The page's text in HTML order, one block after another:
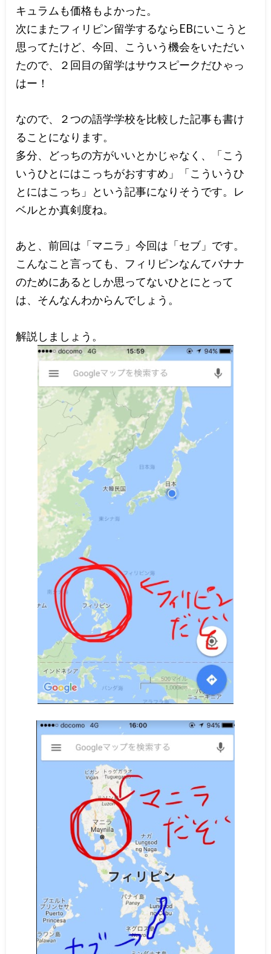
キュラムも価格もよかった。
次にまたフィリピン留学するならEBにいこうと
思ってたけど、今回、こういう機会をいただい
たので、２回目の留学はサウスピークだひゃっ
はー！
なので、２つの語学学校を比較した記事も書け
ることになります。
多分、どっちの方がいいとかじゃなく、「こう
いうひとにはこっちがおすすめ」「こういうひ
とにはこっち」という記事になりそうです。レ
ベルとか真剣度ね。
あと、前回は「マニラ」今回は「セブ」です。
こんなこと言っても、フィリピンなんてバナナ
のためにあるとしか思ってないひとにとって
は、そんなんわからんでしょう。
解説しましょう。